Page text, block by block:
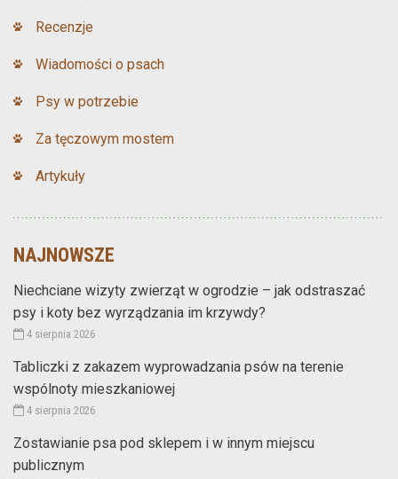
Recenzje
Wiadomości o psach
Psy w potrzebie
Za tęczowym mostem
Artykuły
NAJNOWSZE
Niechciane wizyty zwierząt w ogrodzie – jak odstraszać
psy i koty bez wyrządzania im krzywdy?
4 sierpnia 2026
Tabliczki z zakazem wyprowadzania psów na terenie
wspólnoty mieszkaniowej
4 sierpnia 2026
Zostawianie psa pod sklepem i w innym miejscu
publicznym